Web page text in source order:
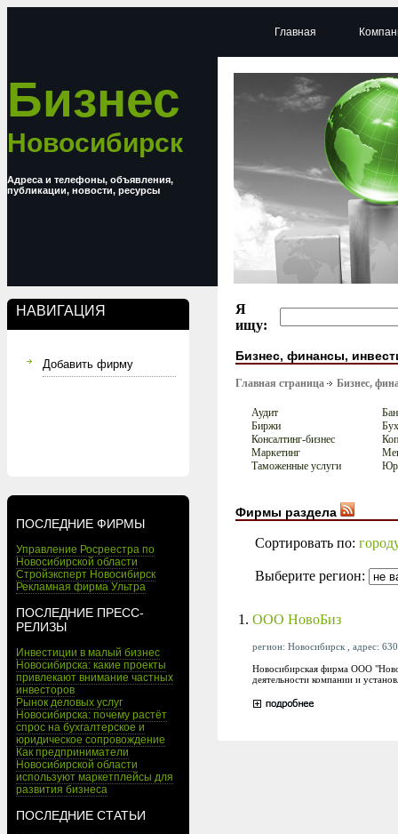
Бизнес
Новосибирск
Адреса и телефоны, объявления,
публикации, новости, ресурсы
НАВИГАЦИЯ
Добавить фирму
ПОСЛЕДНИЕ ФИРМЫ
Управление Росреестра по
Новосибирской области
Стройэксперт Новосибирск
Рекламная фирма Ультра
ПОСЛЕДНИЕ ПРЕСС-
РЕЛИЗЫ
Инвестиции в малый бизнес
Новосибирска: какие проекты
привлекают внимание частных
инвесторов
Рынок деловых услуг
Новосибирска: почему растёт
спрос на бухгалтерское и
юридическое сопровождение
Как предприниматели
Новосибирской области
используют маркетплейсы для
развития бизнеса
ПОСЛЕДНИЕ СТАТЬИ
Главная
Я
ищу:
Бизнес, финансы,
Главная страница Бизнес,
Аудит
Биржи
Консалтинг-бизнес
Маркетинг
Таможенные услуги
Фирмы раздела
Сортировать по:
Выберите регион:
1. ООО НовоБиз
регион: Новосибирск , адрес:
Новосибирская фирма ООО
деятельности компании и